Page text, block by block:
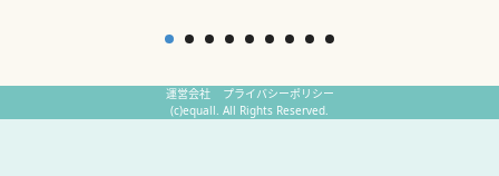
運営会社
プライバシーポリシー
(c)equall. All Rights Reserved.